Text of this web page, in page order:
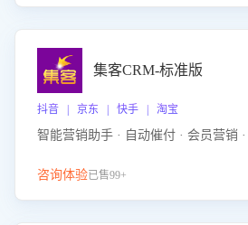
集客CRM-标准版
抖音 | 京东 | 快手 | 淘宝
智能营销助手 · 自动催付 · 会员营销
咨询体验已售99+